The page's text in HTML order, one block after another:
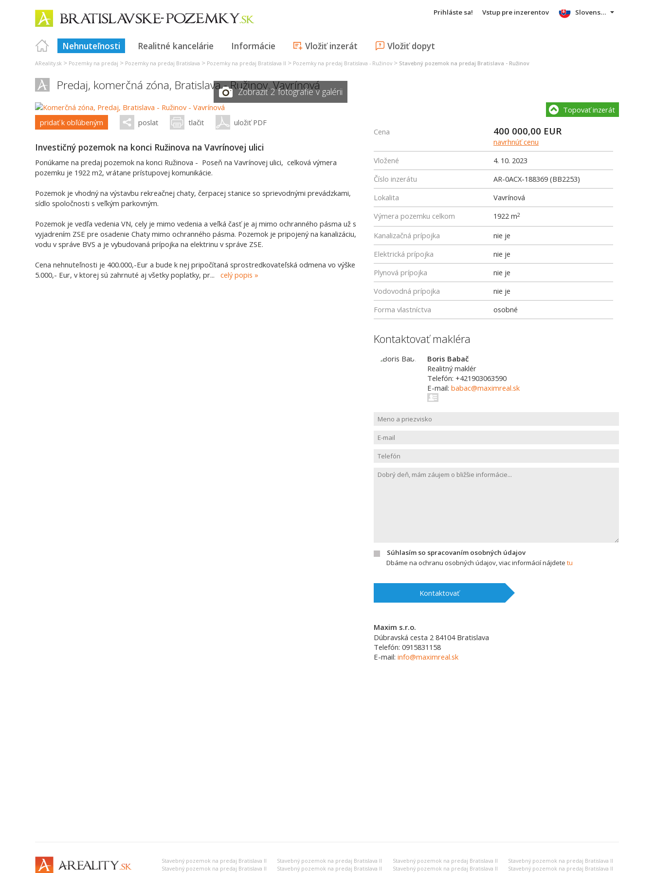
Prihláste sa! Vstup pre inzerentov
Nehnuteľnosti Realitné kancelárie Informácie Vložiť inzerát Vložiť dopyt
Slovensky
AReality.sk > Pozemky na predaj > Pozemky na predaj Bratislava > Pozemky na predaj Bratislava II > Pozemky na predaj Bratislava - Ružinov > Stavebný pozemok na predaj Bratislava - Ružinov
Predaj, komerčná zóna, Bratislava - Ružinov,Vavrínová
Zobraziť 2 fotografie v galérii
pridať k obľúbeným poslať tlačiť uložiť PDF
Investičný pozemok na konci Ružinova na Vavrínovej ulici
Ponúkame na predaj pozemok na konci Ružinova - Poseň na Vavrínovej ulici, celková výmera
pozemku je 1922 m2, vrátane prístupovej komunikácie.
Pozemok je vhodný na výstavbu rekreačnej chaty, čerpacej stanice so sprievodnými prevádzkami,
sídlo spoločnosti s veľkým parkovným.
Pozemok je vedľa vedenia VN, cely je mimo vedenia a veľká časť je aj mimo ochranného pásma už s
vyjadrením ZSE pre osadenie Chaty mimo ochranného pásma. Pozemok je pripojený na kanalizáciu,
vodu v správe BVS a je vybudovaná prípojka na elektrinu v správe ZSE.
Cena nehnuteľnosti je 400.000,-Eur a bude k nej pripočítaná sprostredkovateľská odmena vo výške
5.000,- Eur, v ktorej sú zahrnuté aj všetky poplatky, pr... celý popis
Topovať inzerát
Cena 400 000,00 EUR
navrhnúť cenu
Vložené
4. 10. 2023
Číslo inzerátu
AR-0ACX-188369 (BB2253)
Lokalita
Vavrínová
Výmera pozemku celkom
1922 m2
Kanalizačná prípojka
nie je
Elektrická prípojka
nie je
Plynová prípojka
nie je
Vodovodná prípojka
nie je
Forma vlastníctva
osobné
Kontaktovať makléra
Boris Babač
Realitný maklér
Telefón: +421903063590
E-mail: babac@maximreal.sk
Súhlasím so spracovaním osobných údajov
Dbáme na ochranu osobných údajov, viac informácií nájdete tu
Kontaktovať
Maxim s.r.o.
Dúbravská cesta 2 84104 Bratislava
Telefón: 0915831158
E-mail: info@maximreal.sk
Stavebný pozemok na predaj Bratislava II Stavebný pozemok na predaj Bratislava II Stavebný pozemok na predaj Bratislava II
Stavebný pozemok na predaj Bratislava II
Stavebný pozemok na predaj Bratislava II
Stavebný pozemok na predaj Bratislava II Stavebný pozemok na predaj Bratislava II Stavebný pozemok na predaj Bratislava II